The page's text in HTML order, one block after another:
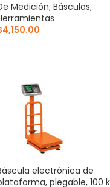
Medición, Básculas,
4,150.00
electrónica de
plegable, 100